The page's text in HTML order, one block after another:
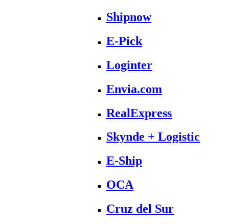
Shipnow
E-Pick
Loginter
Envia.com
RealExpress
Skynde + Logistic
E-Ship
OCA
Cruz del Sur